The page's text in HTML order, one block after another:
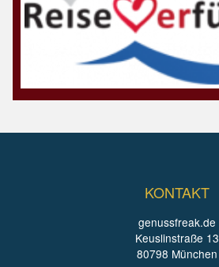
KONTAKT
genussfreak.de
Keuslinstraße 13
80798 München